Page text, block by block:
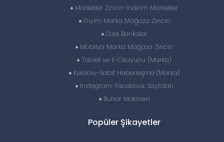
Marketler Zinciri-İndirim Marketler
Giyim Marka Mağaza Zinciri
Özel Bankalar
Mobilya Marka Mağaza Zinciri
Tablet ve E-Okuyucu (Marka)
Kablolu-Sabit Haberleşme (Marka)
İnstagram-Facebook Sayfaları
Buhar Makinesi
Popüler Şikayetler